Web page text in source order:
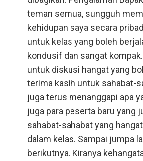
teman semua, sungguh
kehidupan saya secara
untuk kelas yang boleh
kondusif dan sangat
untuk diskusi hangat yang
terima kasih untuk sahabat-
juga terus menanggapi apa
juga para peserta baru yang
sahabat-sahabat yang
dalam kelas. Sampai jumpa
berikutnya. Kiranya